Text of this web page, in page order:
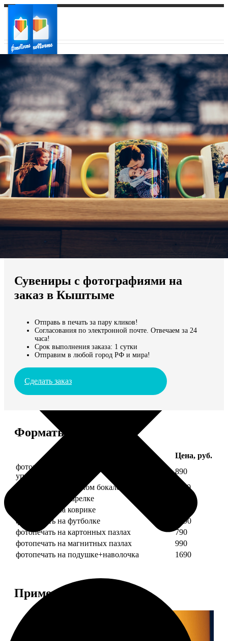
Ваш город:
Ваш регион доставки
Выберите из списка:
Мы доставляем по всему миру
Продолжить без города
Сувениры с фотографиями на
заказ в Кыштыме
Отправь в печать за пару кликов!
Согласования по электронной почте. Отвечаем за 24
часа!
Срок выполнения заказа: 1 сутки
Отправим в любой город РФ и мира!
Сделать заказ
Форматы и цены
Цена, руб.
фотопечать на кружке + подарочная
упаковка
890
фотопечать на пивном бокале
1190
фотопечать на тарелке
фотопечать на коврике
фотопечать на футболке
1490
фотопечать на картонных пазлах
790
фотопечать на магнитных пазлах
990
фотопечать на подушке+наволочка
1690
Примеры работ